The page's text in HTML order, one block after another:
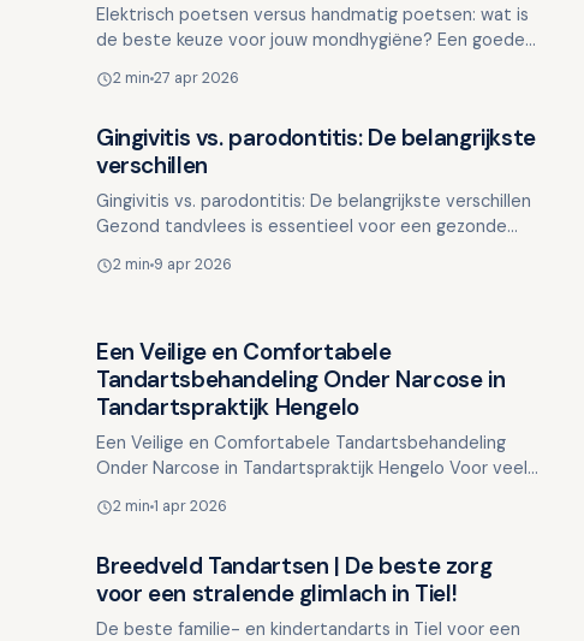
Elektrisch poetsen versus handmatig poetsen: wat is
de beste keuze voor jouw mondhygiëne? Een goede
vraag b…
2 min 27 apr 2026
Overig nieuws
Gingivitis vs. parodontitis: De belangrijkste
verschillen
Gingivitis vs. parodontitis: De belangrijkste verschillen
Gezond tandvlees is essentieel voor een gezonde
parodon…
2 min 9 apr 2026
Overig nieuws
Een Veilige en Comfortabele
Tandartsbehandeling Onder Narcose in
Tandartspraktijk Hengelo
Een Veilige en Comfortabele Tandartsbehandeling
Onder Narcose in Tandartspraktijk Hengelo Voor veel
spanning…
2 min 1 apr 2026
Overig nieuws
Breedveld Tandartsen | De beste zorg
voor een stralende glimlach in Tiel!
De beste familie- en kindertandarts in Tiel voor een